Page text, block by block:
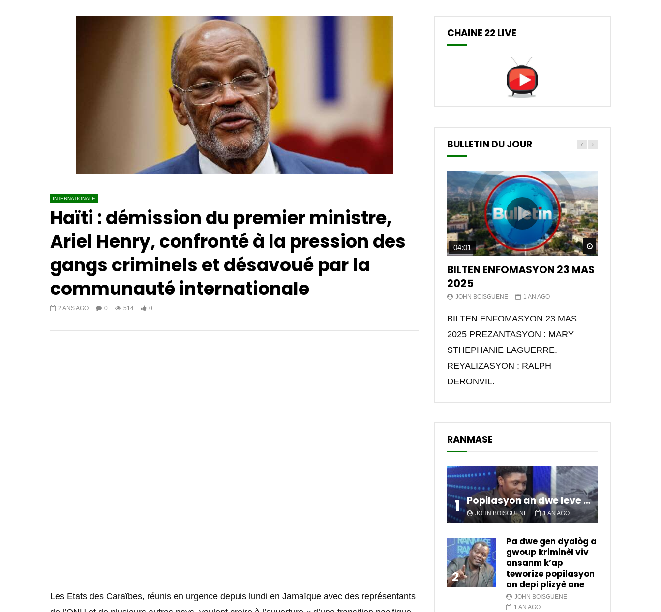
INTERNATIONALE
Haïti : démission du premier ministre,
Ariel Henry, confronté à la pression des
gangs criminels et désavoué par la
communauté internationale
2 ANS AGO 0 514 0
Les Etats des Caraïbes, réunis en urgence depuis lundi en Jamaïque avec des représentants
CHAINE 22 LIVE
BULLETIN DU JOUR
Watch Later
04:01
BILTEN ENFOMASYON 23 MAS
2025
JOHN BOISGUENE 1 AN AGO
BILTEN ENFOMASYON 23 MAS
2025 PREZANTASYON : MARY
STHEPHANIE LAGUERRE.
REYALIZASYON : RALPH
DERONVIL.
RANMASE
1 Popilasyon an dwe leve kanpe pou chanje sitiyasyon kawotik l’ap viv nan peyi a.
JOHN BOISGUENE 1 AN AGO
2
Pa dwe gen dyalòg a
gwoup kriminèl viv
ansanm k’ap
teworize popilasyon
an depi plizyè ane
JOHN BOISGUENE
1 AN AGO